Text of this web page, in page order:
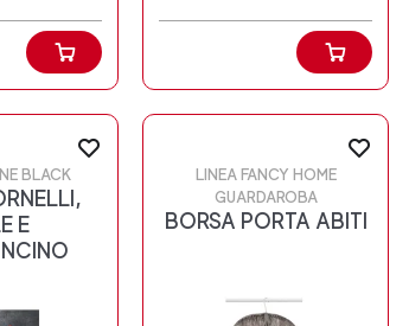
BLACK
E
LINEA FANCY HOME
GUARDAROBA
BORSA PORTA ABITI